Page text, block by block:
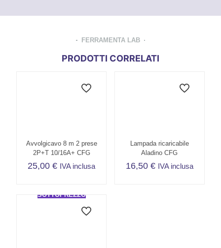
FERRAMENTA LAB
PRODOTTI CORRELATI
Avvolgicavo 8 m 2 prese
2P+T 10/16A+ CFG
25,00€ IVA inclusa
Lampada ricaricabile
Aladino CFG
16,50 € IVA inclusa
SOTTOPREZZO